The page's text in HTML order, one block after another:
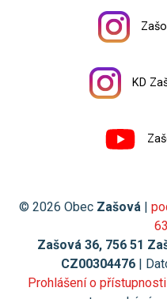
KD
© 2026 Obec Zašová |
Zašová 36, 756 51
CZ00304476 |
Prohlášení o přístupnosti